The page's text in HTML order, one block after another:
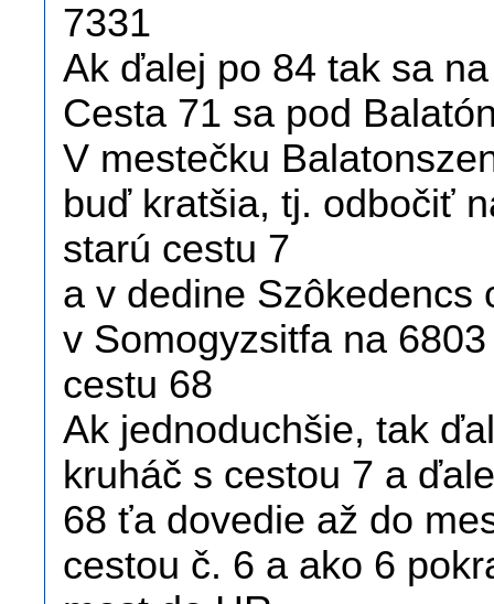
7331
Ak ďalej po 84 tak sa
Cesta 71 sa pod
V mestečku
buď kratšia, tj. odbočiť
starú cestu 7
a v dedine
v Somogyzsitfa na
cestu 68
Ak jednoduchšie, tak
kruháč s cestou 7 a
68 ťa dovedie až do
cestou č. 6 a ako 6